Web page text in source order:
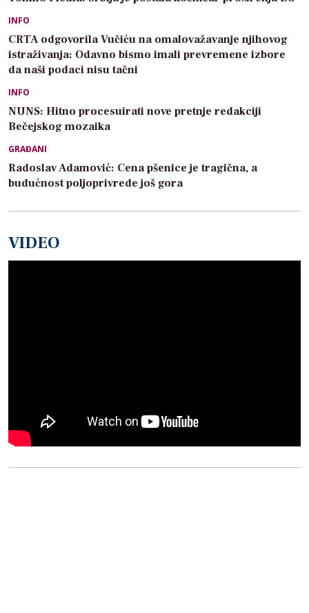
INFO
CRTA odgovorila Vučiću na omalovažavanje njihovog
istraživanja: Odavno bismo imali prevremene izbore
da naši podaci nisu tačni
INFO
NUNS: Hitno procesuirati nove pretnje redakciji
Bečejskog mozaika
GRAĐANI
Radoslav Adamović: Cena pšenice je tragična, a
budućnost poljoprivrede još gora
VIDEO